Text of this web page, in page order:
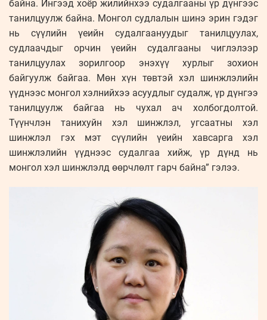
байна. Ингээд хоёр жилийнхээ судалгааны үр дүнгээс
танилцуулж байна. Монгол судлалын шинэ эрин гэдэг
нь сүүлийн үеийн судалгаануудыг танилцуулах,
судлаачдыг орчин үеийн судалгааны чиглэлээр
танилцуулах зорилгоор энэхүү хурлыг зохион
байгуулж байгаа. Мөн хүн төвтэй хэл шинжлэлийн
үүднээс монгол хэлнийхээ асуудлыг судалж, үр дүнгээ
танилцуулж байгаа нь чухал ач холбогдолтой.
Түүнчлэн танихуйн хэл шинжлэл, угсаатны хэл
шинжлэл гэх мэт сүүлийн үеийн хавсарга хэл
шинжлэлийн үүднээс судалгаа хийж, үр дүнд нь
монгол хэл шинжлэлд өөрчлөлт гарч байна” гэлээ.